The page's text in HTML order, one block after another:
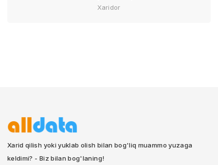
Xaridor
Xarid qilish yoki yuklab olish bilan bog'liq muammo yuzaga
keldimi? - Biz bilan bog'laning!